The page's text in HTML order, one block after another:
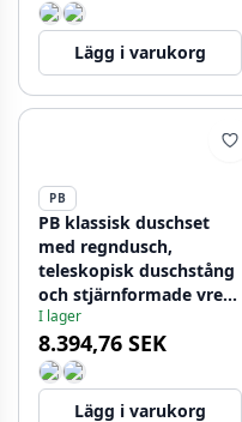
Lägg i varukorg
PB
PB klassisk duschset
med regndusch,
teleskopisk duschstång
och stjärnformade vred,
krom 1208855922
I lager
8.394,76 SEK
Lägg i varukorg